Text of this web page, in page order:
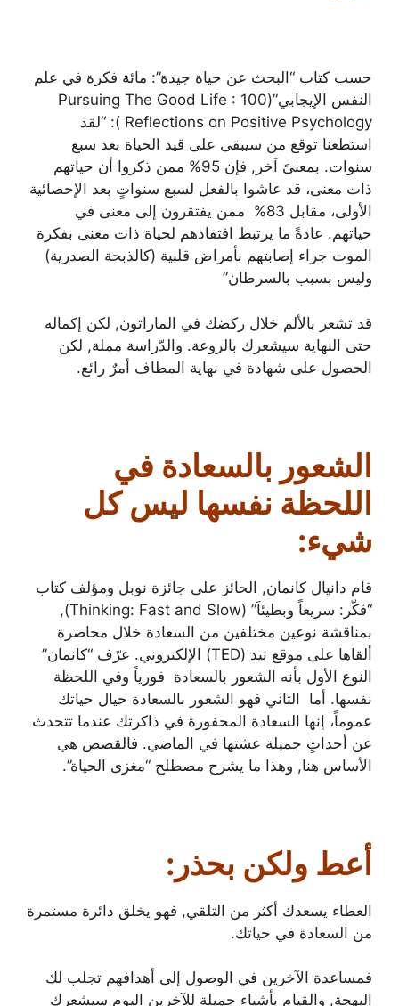
حسب كتاب “البحث عن حياة جيدة”: مائة فكرة في علم
النفس الإيجابي”(Pursuing The Good Life : 100
Reflections on Positive Psychology ): “لقد
استطعنا توقع من سيبقى على قيد الحياة بعد سبع
سنوات. بمعنىً آخر, فإن 95% ممن ذكروا أن حياتهم
ذات معنى، قد عاشوا بالفعل لسبع سنواتٍ بعد الإحصائية
الأولى، مقابل 83% ممن يفتقرون إلى معنى في
حياتهم. عادةً ما يرتبط افتقادهم لحياة ذات معنى بفكرة
الموت جراء إصابتهم بأمراض قلبية (كالذبحة الصدرية)
وليس بسبب بالسرطان”
قد تشعر بالألم خلال ركضك في الماراتون, لكن إكماله
حتى النهاية سيشعرك بالروعة. والدّراسة مملة, لكن
الحصول على شهادة في نهاية المطاف أمرٌ رائع.
الشعور بالسعادة في
اللحظة نفسها ليس كل
شيء:
قام دانيال كانمان, الحائز على جائزة نوبل ومؤلف كتاب
“فكّر: سريعاً وبطيئاَ” (Thinking: Fast and Slow),
بمناقشة نوعين مختلفين من السعادة خلال محاضرة
ألقاها على موقع تيد (TED) الإلكتروني. عرّف “كانمان”
النوع الأول بأنه الشعور بالسعادة فورياً وفي اللحظة
نفسها. أما الثاني فهو الشعور بالسعادة حيال حياتك
عموماً، إنها السعادة المحفورة في ذاكرتك عندما تتحدث
عن أحداثٍ جميلة عشتها في الماضي. فالقصص هي
الأساس هنا, وهذا ما يشرح مصطلح “مغزى الحياة”.
أعط ولكن بحذر:
العطاء يسعدك أكثر من التلقي, فهو يخلق دائرة مستمرة
من السعادة في حياتك.
فمساعدة الآخرين في الوصول إلى أهدافهم تجلب لك
البهجة, والقيام بأشياء جميلة للآخرين اليوم سيشعرك